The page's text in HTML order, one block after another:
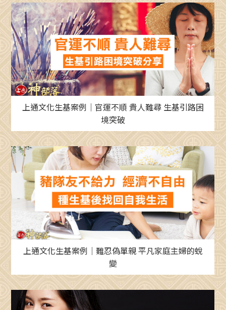
上通文化生基案例｜官運不順 貴人難尋 生基引路困
境突破
上通文化生基案例｜難忍偽單親 平凡家庭主婦的蛻
變